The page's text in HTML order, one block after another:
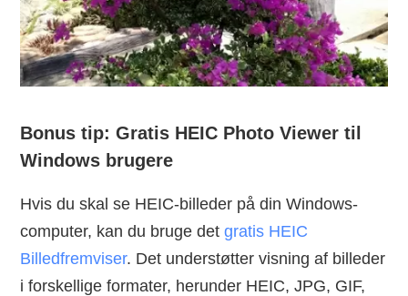
Bonus tip: Gratis HEIC Photo Viewer til
Windows brugere
Hvis du skal se HEIC-billeder på din Windows-
computer, kan du bruge detgratis HEIC
Billedfremviser. Det understøtter visning af billeder
i forskellige formater, herunder HEIC, JPG, GIF,